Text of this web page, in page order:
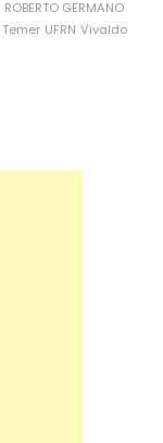
ROBERTO GERMANO
Temer UFRN Vivaldo